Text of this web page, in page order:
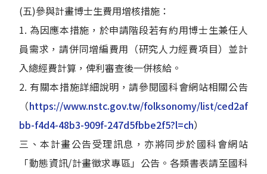
(五)參與計畫博士生費用增核措施：
1. 為因應本措施，於申請階段若有約用博士生兼任人
員需求，請併同增編費用（研究人力經費項目）並計
入總經費計算，俾利審查後一併核給。
2. 有關本措施詳細說明，請參閱國科會網站相關公告
（https://www.nstc.gov.tw/folksonomy/list/ced2af
bb-f4d4-48b3-909f-247d5fbbe2f5?l=ch）
三、本計畫公告受理訊息，亦將同步於國科會網站
「動態資訊/計畫徵求專區」公告。各類書表請至國科